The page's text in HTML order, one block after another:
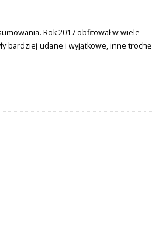
Rok 2017 obfitował w wiele
bardziej udane i wyjątkowe, inne trochę